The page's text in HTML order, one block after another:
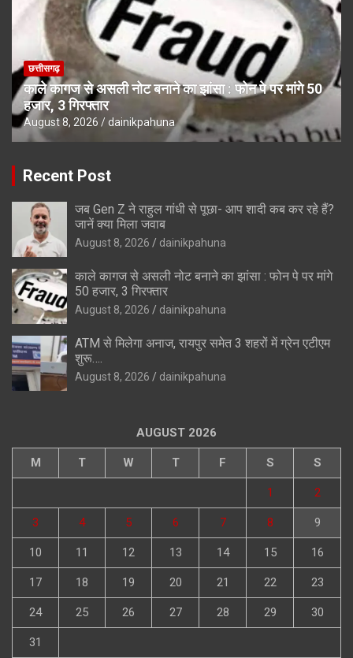
छत्तीसगढ़
काले कागज से असली नोट बनाने का झांसा : फोन पे पर मांगे 50
हजार, 3 गिरफ्तार
August 8, 2026 dainikpahuna
Recent Post
जब Gen Z ने राहुल गांधी से पूछा- आप शादी कब कर रहे हैं?
जानें क्या मिला जवाब
August 8, 2026 dainikpahuna
काले कागज से असली नोट बनाने का झांसा : फोन पे पर मांगे
50 हजार, 3 गिरफ्तार
August 8, 2026 dainikpahuna
ATM से मिलेगा अनाज, रायपुर समेत 3 शहरों में ग्रेन एटीएम
शुरू….
August 8, 2026 dainikpahuna
AUGUST 2026
M T W T F S S
1 2
3 4 5 6 7 8 9
10 11 12 13 14 15 16
17 18 19 20 21 22 23
24 25 26 27 28 29 30
31